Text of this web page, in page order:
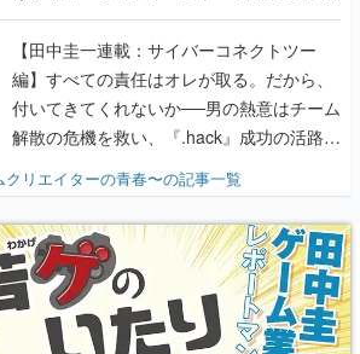
付いてきてくれないか──男の熱意はチーム
解散の危機を救い、『.hack』成功の活路を
開く。業界の快男児・松山 洋に流れる血は
『少年ジャンプ』色だった【若ゲのいた
り】
リエイターの青春〜の記事一覧
Youtube